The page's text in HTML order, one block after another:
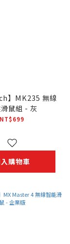
】MK235 無線
鼠組 - 灰
NT$699
購物車